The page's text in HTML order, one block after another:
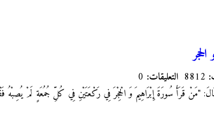
التعليقات:
"مَنْ قَرَأَ سُورَةَ إِبْرَاهِيمَ وَ الْحِجْرَ فِي رَكْعَتَيْنِ فِي كُلِّ جُمُعَةٍ لَمْ يُصِبْهُ